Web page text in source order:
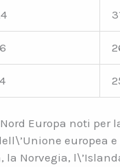
Europa noti per
europea
Norvegia,